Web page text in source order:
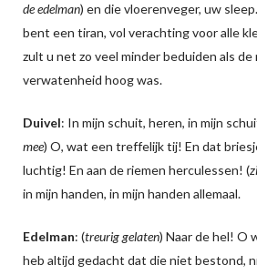
de edelman) en die vloerenveger, uw
bent een tiran, vol verachting voor alle
zult u net zo veel minder beduiden als de
verwatenheid hoog was.
Duivel: In mijn schuit, heren, in mijn
mee) O, wat een treffelijk tij! En dat
luchtig! En aan de riemen herculessen! (
in mijn handen, in mijn handen allemaal.
Edelman: (treurig gelaten) Naar de hel! O
heb altijd gedacht dat die niet bestond,